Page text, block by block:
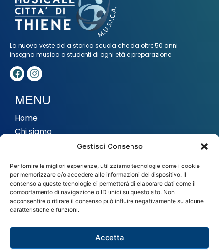
Gestisci Consenso
Per fornire le migliori esperienze, utilizziamo tecnologie come i cookie
per memorizzare e/o accedere alle informazioni del dispositivo. Il
consenso a queste tecnologie ci permetterà di elaborare dati come il
comportamento di navigazione o ID unici su questo sito. Non
acconsentire o ritirare il consenso può influire negativamente su alcune
caratteristiche e funzioni.
Accetta
La nuova veste della storica scuola che da oltre 50 anni
insegna musica a studenti di ogni età e preparazione
MENU
Home
Chi siamo
Studio di registrazione
In evidenza